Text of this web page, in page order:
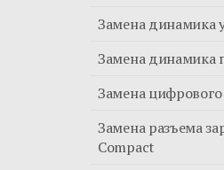
Замена динамика
Замена динамика
Замена
Замена разъема
Compact